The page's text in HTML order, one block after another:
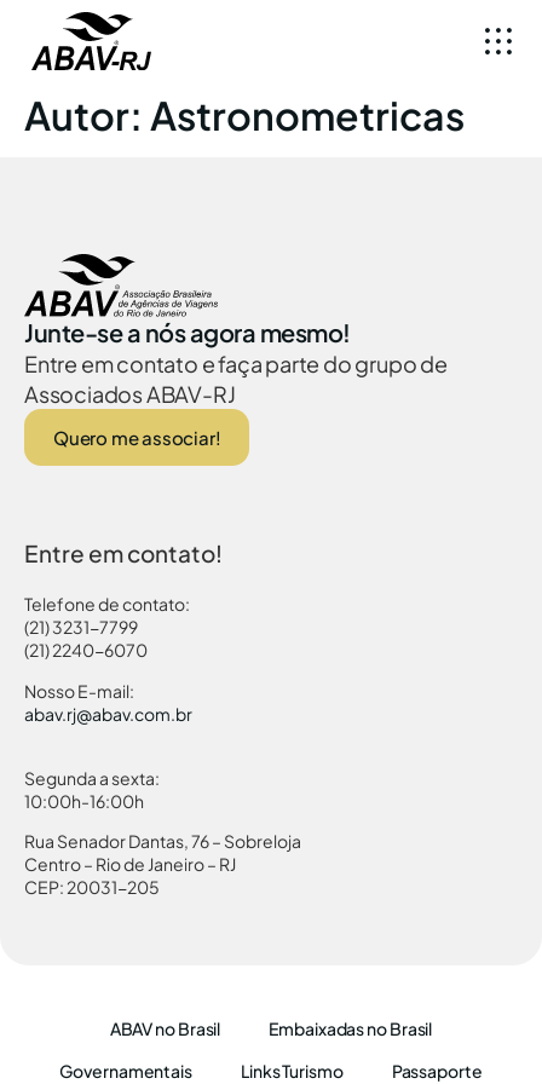
Autor: Astronometricas
Junte-se a nós agora mesmo!
Entre em contato e faça parte do grupo de
Associados ABAV-RJ
Quero me associar!
Entre em contato!
Telefone de contato:
(21) 3231-7799
(21) 2240-6070
Nosso E-mail:
abav.rj@abav.com.br
Segunda a sexta:
10:00h-16:00h
Rua Senador Dantas, 76 – Sobreloja
Centro – Rio de Janeiro – RJ
CEP: 20031-205
ABAV no Brasil
Embaixadas no Brasil
Governamentais
Links Turismo Passaporte